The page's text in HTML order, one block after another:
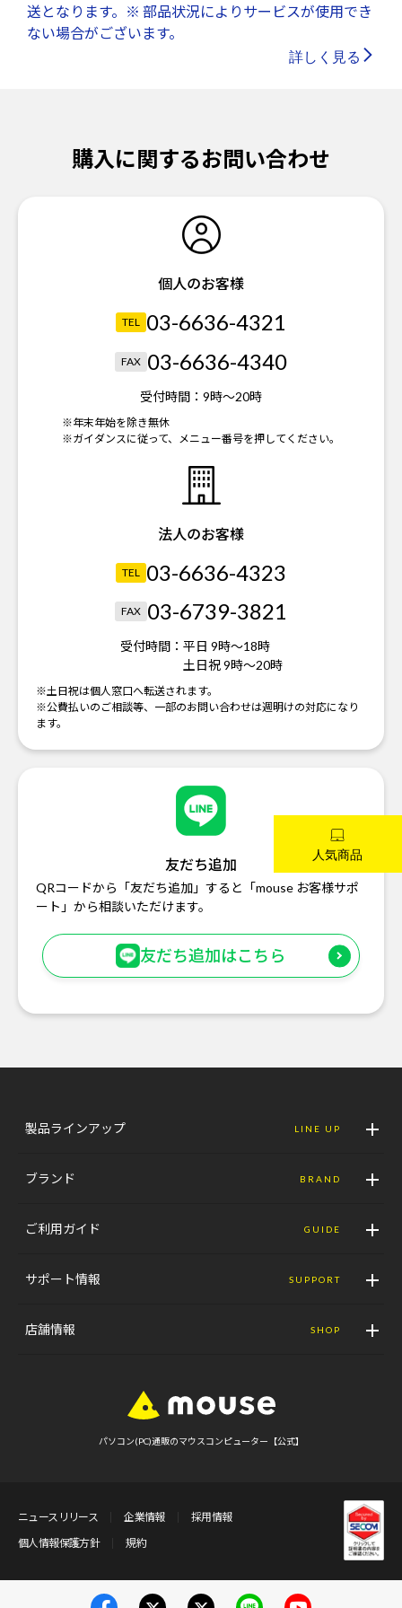
送となります。※ 部品状況によりサービスが使用でき
ない場合がございます。
詳しく見る
購入に関するお問い合わせ
個人のお客様
TEL 03-6636-4321
FAX 03-6636-4340
受付時間： 9時～20時
※年末年始を除き無休
※ガイダンスに従って、メニュー番号を押してください。
法人のお客様
TEL 03-6636-4323
FAX 03-6739-3821
受付時間： 平日 9時～18時
土日祝 9時～20時
※土日祝は個人窓口へ転送されます。
※公費払いのご相談等、一部のお問い合わせは週明けの対応になり
ます。
友だち追加
QRコードから「友だち追加」すると「mouse お客様サポ
ート」から相談いただけます。
友だち追加はこちら
製品ラインアップ LINE UP
ブランド BRAND
ご利用ガイド GUIDE
サポート情報 SUPPORT
店舗情報 SHOP
パソコン(PC)通販のマウスコンピューター【公式】
ニュースリリース 企業情報
採用情報
個人情報保護方針
規約